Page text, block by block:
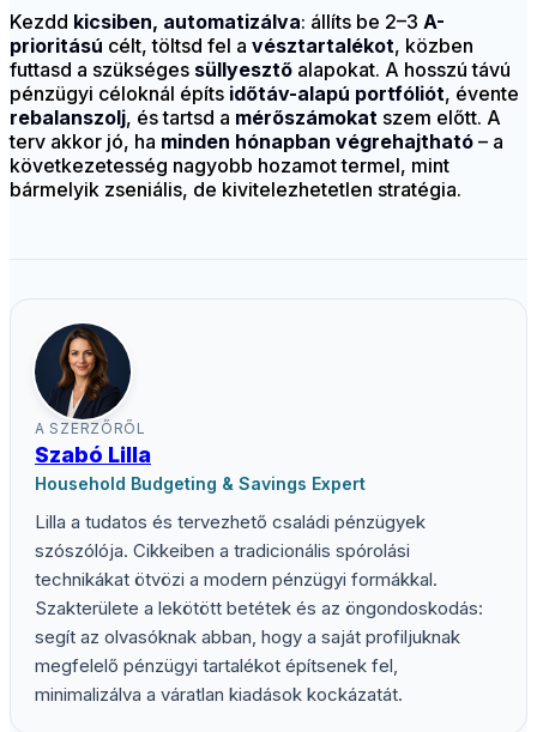
Kezdd kicsiben, automatizálva: állíts be 2–3 A-
prioritású célt, töltsd fel a vésztartalékot, közben
futtasd a szükséges süllyesztő alapokat. A hosszú távú
pénzügyi céloknál építs időtáv-alapú portfóliót, évente
rebalanszolj, és tartsd a mérőszámokat szem előtt. A
terv akkor jó, ha minden hónapban végrehajtható – a
következetesség nagyobb hozamot termel, mint
bármelyik zseniális, de kivitelezhetetlen stratégia.
A SZERZŐRŐL
Szabó Lilla
Household Budgeting & Savings Expert
Lilla a tudatos és tervezhető családi pénzügyek
szószólója. Cikkeiben a tradicionális spórolási
technikákat ötvözi a modern pénzügyi formákkal.
Szakterülete a lekötött betétek és az öngondoskodás:
segít az olvasóknak abban, hogy a saját profiljuknak
megfelelő pénzügyi tartalékot építsenek fel,
minimalizálva a váratlan kiadások kockázatát.